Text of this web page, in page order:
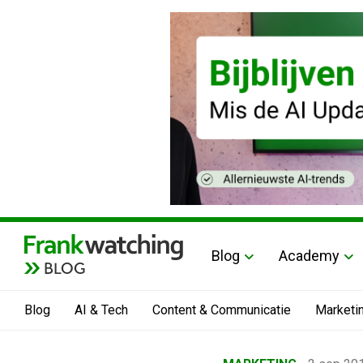
BLOG
Blog Academy
Blog AI & Tech Content & Communicatie